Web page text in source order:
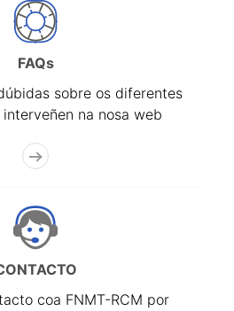
FAQs
sobre os diferentes
na nosa web
coa FNMT-RCM por